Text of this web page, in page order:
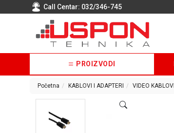
Call Centar: 032/346-745
PROIZVODI
Početna KABLOVI I ADAPTERI VIDEO KABLOVI